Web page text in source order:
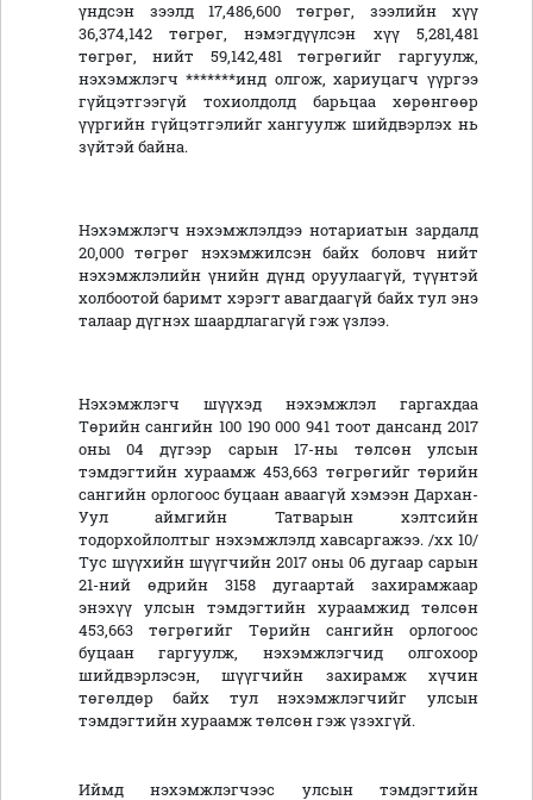
үндсэн зээлд 17,486,600 төгрөг, зээлийн хүү
36,374,142 төгрөг, нэмэгдүүлсэн хүү 5,281,481
төгрөг, нийт 59,142,481 төгрөгийг гаргуулж,
нэхэмжлэгч *******инд олгож, хариуцагч үүргээ
гүйцэтгээгүй тохиолдолд барьцаа хөрөнгөөр
үүргийн гүйцэтгэлийг хангуулж шийдвэрлэх нь
зүйтэй байна.
Нэхэмжлэгч нэхэмжлэлдээ нотариатын зардалд
20,000 төгрөг нэхэмжилсэн байх боловч нийт
нэхэмжлэлийн үнийн дүнд оруулаагүй, түүнтэй
холбоотой баримт хэрэгт авагдаагүй байх тул энэ
талаар дүгнэх шаардлагагүй гэж үзлээ.
Нэхэмжлэгч шүүхэд нэхэмжлэл гаргахдаа
Төрийн сангийн 100 190 000 941 тоот дансанд 2017
оны 04 дүгээр сарын 17-ны төлсөн улсын
тэмдэгтийн хураамж 453,663 төгрөгийг төрийн
сангийн орлогоос буцаан аваагүй хэмээн Дархан-
Уул аймгийн Татварын хэлтсийн
тодорхойлолтыг нэхэмжлэлд хавсаргажээ. /хх 10/
Тус шүүхийн шүүгчийн 2017 оны 06 дугаар сарын
21-ний өдрийн 3158 дугаартай захирамжаар
энэхүү улсын тэмдэгтийн хураамжид төлсөн
453,663 төгрөгийг Төрийн сангийн орлогоос
буцаан гаргуулж, нэхэмжлэгчид олгохоор
шийдвэрлэсэн, шүүгчийн захирамж хүчин
төгөлдөр байх тул нэхэмжлэгчийг улсын
тэмдэгтийн хураамж төлсөн гэж үзэхгүй.
Иймд нэхэмжлэгчээс улсын тэмдэгтийн